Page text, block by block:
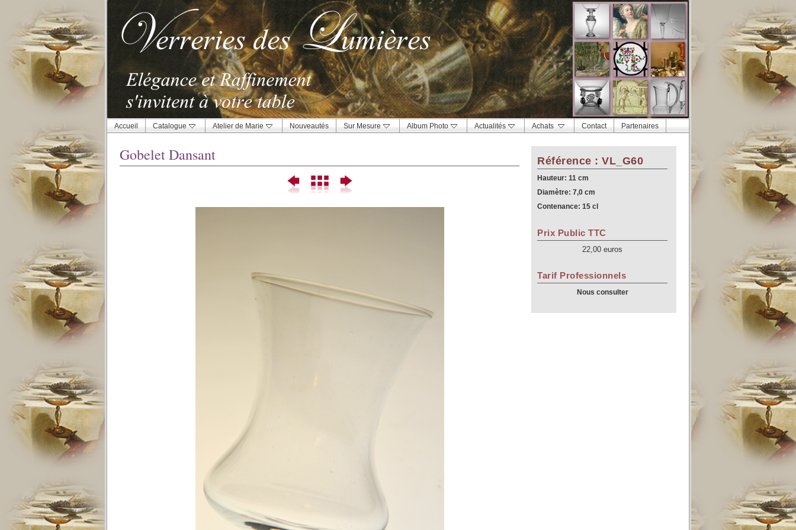
Accueil Catalogue Atelier de Marie Nouveautés Sur Mesure Album Photo Actualités Achats Contact Partenaires
Référence : VL_G60
Hauteur: 11 cm
Diamètre: 7,0 cm
Contenance: 15 cl
Prix Public TTC
22,00 euros
Tarif Professionnels
Nous consulter
Gobelet Dansant